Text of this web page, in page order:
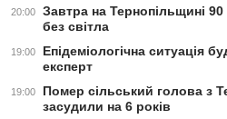
20:00
Завтра на Тернопільщині
без світла
19:00
Епідеміологічна ситуація
експерт
19:00
Помер сільський голова з
засудили на 6 років